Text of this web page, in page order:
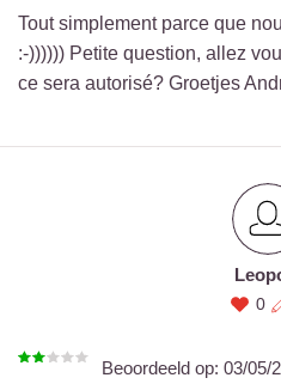
Tout simplement parce que
:-)))))) Petite question, allez
ce sera autorisé? Groetjes
0
Beoordeeld op: 03/05/